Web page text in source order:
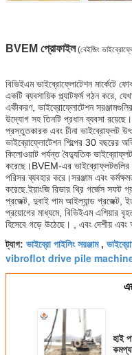
BVEM প্রোফাইল(বেইজিং
বিভিইএম ভাইব্রোফ্লোটেশন মার্কেটে
একটি ব্যবসায়িক প্ল্যাটফর্ম গঠন করে,
একীকরণ, ভাইব্রোফ্লোটেশন
উদ্যোগ সহ তিনটি প্রধান ব্যবসা
প্রস্তুতকারক এবং চীনা ভাইব্রোফ্লট
ভাইব্রোফ্লোটেশন শিল্পের 30 বছরের
কিলোওয়াট পর্যন্ত বৈদ্যুতিক
করেছে।BVEM-এর ভাইব্রোফ্লটগুলির
পরিসর ব্যবহার করে।সরঞ্জাম এবং
করেছে.ইয়াংজি রিভার থ্রি গর্জেস সফট
প্রজেক্ট, দুবাই পাম আইল্যান্ড প্রজেক্ট,
প্রয়োগের মাধ্যমে, বিভিইএম এশিয়ার
হিসেবে গড়ে উঠেছে। , এবং দেশীয় এবং
ট্যাগ: ভাইব্রো পাইলিং সরঞ্জাম,
vibroflot drive pile
হাই